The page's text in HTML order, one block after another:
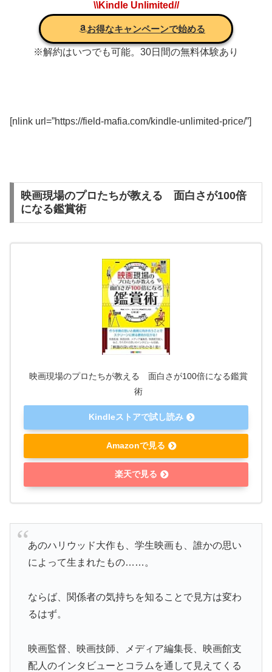
\\Kindle Unlimited//
お得なキャンペーンで始める
※解約はいつでも可能。30日間の無料体験あり
[nlink url=”https://field-mafia.com/kindle-unlimited-price/”]
映画現場のプロたちが教える 面白さが100倍
になる鑑賞術
映画現場のプロたちが教える 面白さが100倍になる鑑賞
術
Kindleストアで試し読み
Amazonで見る
楽天で見る
あのハリウッド大作も、学生映画も、誰かの思い
によって生まれたもの……。
ならば、関係者の気持ちを知ることで見方は変わ
るはず。
映画監督、映画技師、メディア編集長、映画館支
配人のインタビューとコラムを通して見えてくる